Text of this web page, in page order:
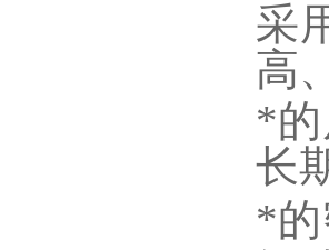
采
高
*的
长
*的